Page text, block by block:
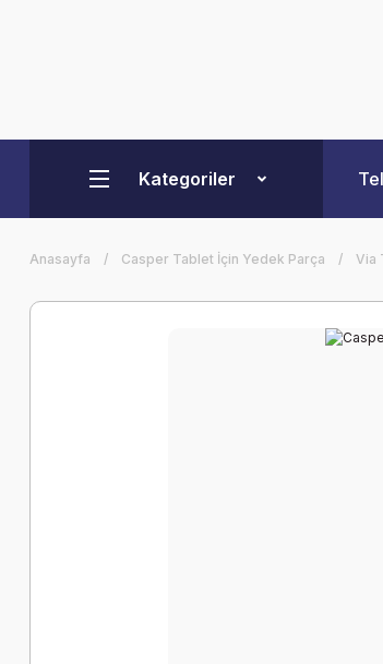
Kategoriler
Anasayfa Casper Tablet İçin Yedek Parça Via